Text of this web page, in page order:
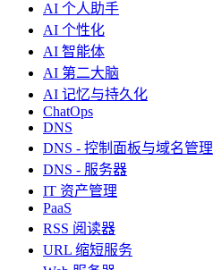
AI 个人助手
AI 个性化
AI 智能体
AI 第二大脑
AI 记忆与持久化
ChatOps
DNS
DNS - 控制面板与域名管理
DNS - 服务器
IT 资产管理
PaaS
RSS 阅读器
URL 缩短服务